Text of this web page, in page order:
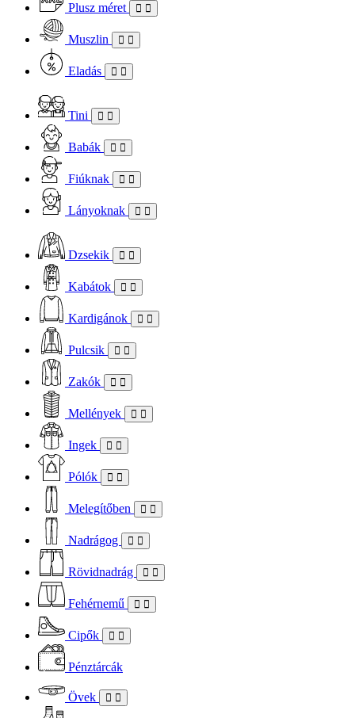
Plusz méret
Muszlin
Eladás
Tini
Babák
Fiúknak
Lányoknak
Dzsekik
Kabátok
Kardigánok
Pulcsik
Zakók
Mellények
Ingek
Pólók
Melegítőben
Nadrágog
Rövidnadrág
Fehérnemű
Cipők
Pénztárcák
Övek